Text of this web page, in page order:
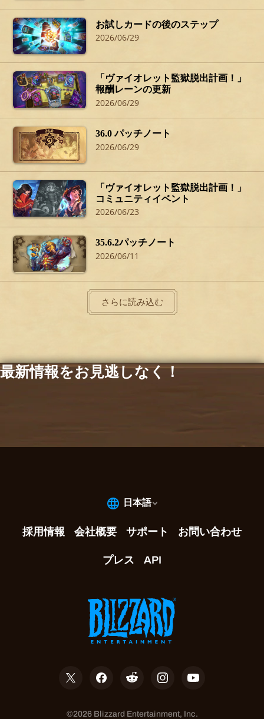
お試しカードの後のステップ
2026/06/29
「ヴァイオレット監獄脱出計画！」
報酬レーンの更新
2026/06/29
36.0 パッチノート
2026/06/29
「ヴァイオレット監獄脱出計画！」
コミュニティイベント
2026/06/23
35.6.2パッチノート
2026/06/11
さらに読み込む
最新情報をお見逃しなく！